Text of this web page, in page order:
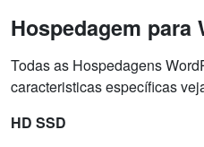
Hospedagem para
Todas as Hospedagens
caracteristicas específicas
HD SSD